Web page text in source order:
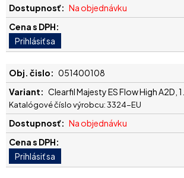
Na objednávku
051400108
Clearfil Majesty ES Flow High A2D,
Katalógové číslo výrobcu: 3324-EU
Na objednávku